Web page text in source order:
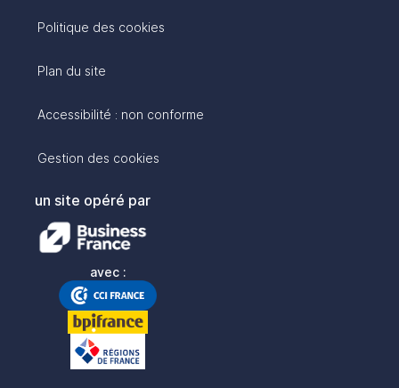
Politique des cookies
Plan du site
Accessibilité : non conforme
Gestion des cookies
un site opéré par
avec :